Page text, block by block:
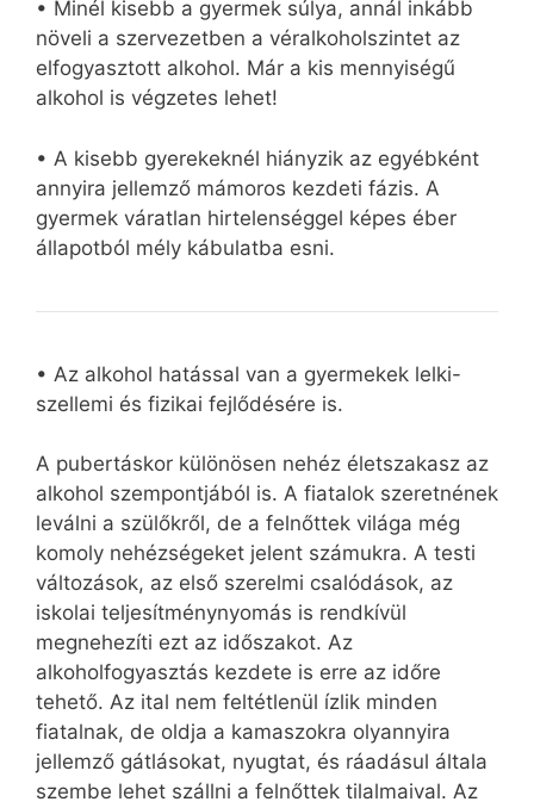
• Minél kisebb a gyermek súlya, annál inkább
növeli a szervezetben a véralkoholszintet az
elfogyasztott alkohol. Már a kis mennyiségű
alkohol is végzetes lehet!
• A kisebb gyerekeknél hiányzik az egyébként
annyira jellemző mámoros kezdeti fázis. A
gyermek váratlan hirtelenséggel képes éber
állapotból mély kábulatba esni.
• Az alkohol hatással van a gyermekek lelki-
szellemi és fizikai fejlődésére is.
A pubertáskor különösen nehéz életszakasz az
alkohol szempontjából is. A fiatalok szeretnének
leválni a szülőkről, de a felnőttek világa még
komoly nehézségeket jelent számukra. A testi
változások, az első szerelmi csalódások, az
iskolai teljesítménynyomás is rendkívül
megnehezíti ezt az időszakot. Az
alkoholfogyasztás kezdete is erre az időre
tehető. Az ital nem feltétlenül ízlik minden
fiatalnak, de oldja a kamaszokra olyannyira
jellemző gátlásokat, nyugtat, és ráadásul általa
szembe lehet szállni a felnőttek tilalmaival. Az